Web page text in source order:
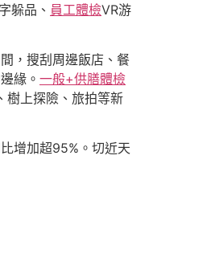
躲品、 員工體檢VR游
，搜刮周邊飯店、餐
緣。 一般+供膳體檢
樹上探險、旅拍等新
增加超95%。切近天